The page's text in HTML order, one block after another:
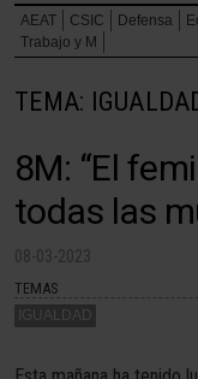
AEAT
CSIC Defensa
Trabajo y M
TEMA:
8M: “El
todas las
08-03-2023
TEMAS
IGUALDAD